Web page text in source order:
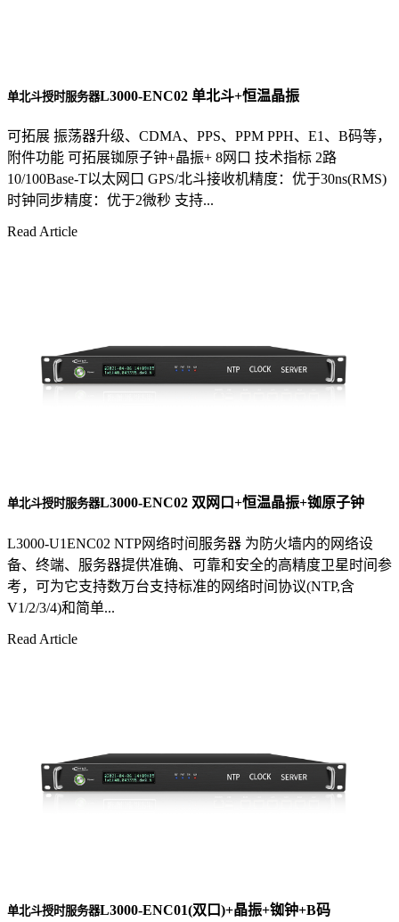
单北斗授时服务器L3000-ENC02 单北斗+恒温晶振
可拓展 振荡器升级、CDMA、PPS、PPM PPH、E1、B码等，
附件功能 可拓展铷原子钟+晶振+ 8网口 技术指标 2路
10/100Base-T以太网口 GPS/北斗接收机精度：优于30ns(RMS)
时钟同步精度：优于2微秒 支持...
Read Article
单北斗授时服务器L3000-ENC02 双网口+恒温晶振+铷原子钟
L3000-U1ENC02 NTP网络时间服务器 为防火墙内的网络设
备、终端、服务器提供准确、可靠和安全的高精度卫星时间参
考，可为它支持数万台支持标准的网络时间协议(NTP,含
V1/2/3/4)和简单...
Read Article
单北斗授时服务器L3000-ENC01(双口)+晶振+铷钟+B码